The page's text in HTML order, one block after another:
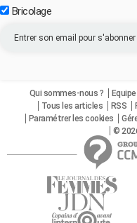
Bricolage
Qui sommes-nous ? Equipe
Tous les articles
RSS
Paramétrer les cookies
©